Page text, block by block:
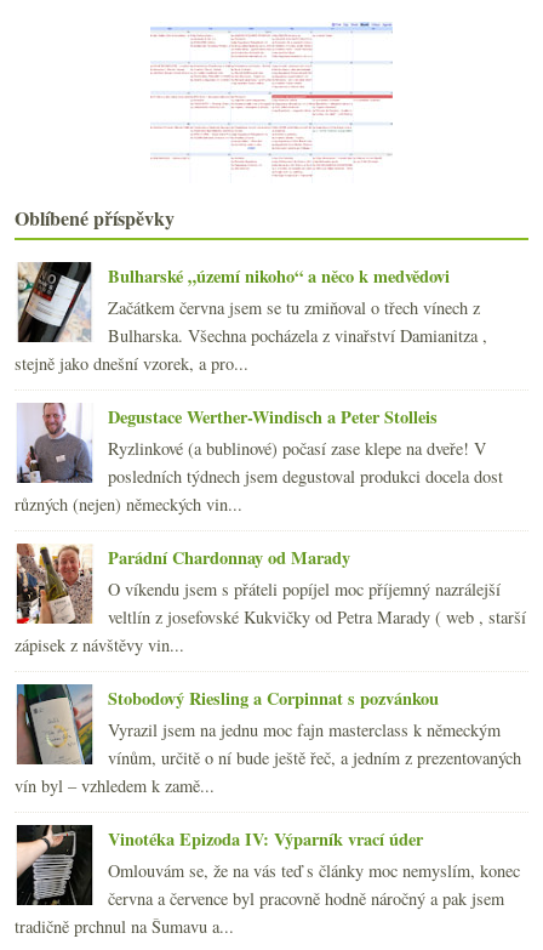
Oblíbené příspěvky
Bulharské „území nikoho“ a něco k medvědovi
Začátkem června jsem se tu zmiňoval o třech vínech z
Bulharska. Všechna pocházela z vinařství Damianitza ,
stejně jako dnešní vzorek, a pro...
Degustace Werther-Windisch a Peter Stolleis
Ryzlinkové (a bublinové) počasí zase klepe na dveře! V
posledních týdnech jsem degustoval produkci docela dost
různých (nejen) německých vin...
Parádní Chardonnay od Marady
O víkendu jsem s přáteli popíjel moc příjemný nazrálejší
veltlín z josefovské Kukvičky od Petra Marady ( web , starší
zápisek z návštěvy vin...
Stobodový Riesling a Corpinnat s pozvánkou
Vyrazil jsem na jednu moc fajn masterclass k německým
vínům, určitě o ní bude ještě řeč, a jedním z prezentovaných
vín byl – vzhledem k zamě...
Vinotéka Epizoda IV: Výparník vrací úder
Omlouvám se, že na vás teď s články moc nemyslím, konec
června a července byl pracovně hodně náročný a pak jsem
tradičně prchnul na Šumavu a...